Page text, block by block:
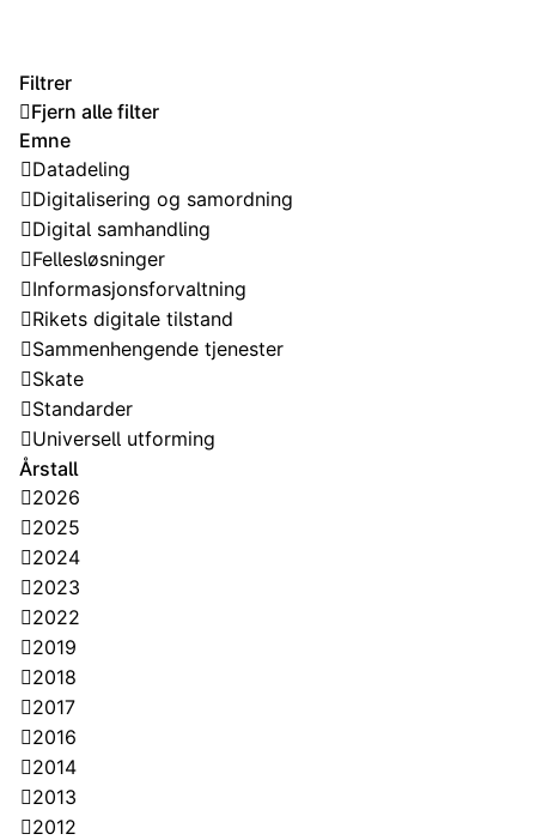
Filtrer
Fjern alle filter
Emne
Datadeling
Digitalisering og samordning
Digital samhandling
Fellesløsninger
Informasjonsforvaltning
Rikets digitale tilstand
Sammenhengende tjenester
Skate
Standarder
Universell utforming
Årstall
2026
2025
2024
2023
2022
2019
2018
2017
2016
2014
2013
2012